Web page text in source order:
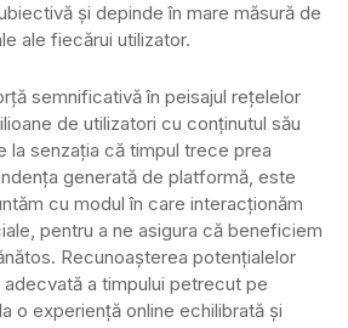
și depinde în mare măsură de
ale fiecărui utilizator.
semnificativă în peisajul rețelelor
de utilizatori cu conținutul său
la senzația că timpul trece prea
generată de platformă, este
cu modul în care interacționăm
pentru a ne asigura că beneficiem
Recunoașterea potențialelor
a timpului petrecut pe
o experiență online echilibrată și